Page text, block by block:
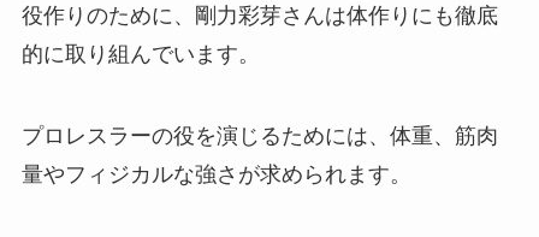
役作りのために、剛力彩芽さんは体作りにも徹底
的に取り組んでいます。
プロレスラーの役を演じるためには、体重、筋肉
量やフィジカルな強さが求められます。